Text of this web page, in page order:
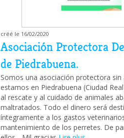
créé le 16/02/2020
Asociación Protectora
de Piedrabuena.
Somos una asociación protectora
estamos en Piedrabuena (Ciudad
al rescate y al cuidado de animales
maltratados. Todo el dinero será
íntegramente a los gastos
mantenimiento de los perretes. De